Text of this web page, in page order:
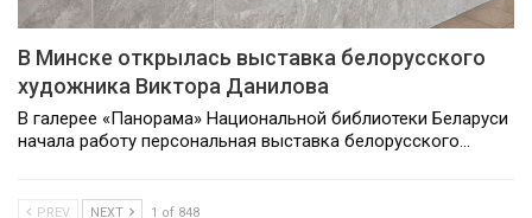
В Минске открылась выставка белорусского
художника Виктора Данилова
В галерее «Панорама» Национальной библиотеки Беларуси
начала работу персональная выставка белорусского…
PREV NEXT 1 of 848